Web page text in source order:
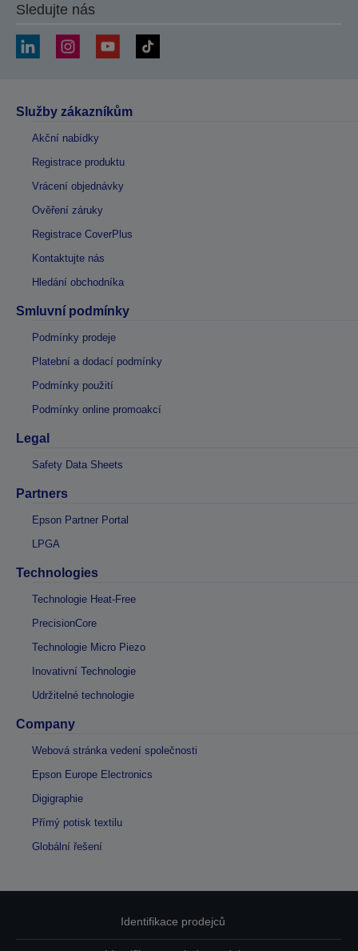
Sledujte nás
Služby zákazníkům
Akční nabídky
Registrace produktu
Vrácení objednávky
Ověření záruky
Registrace CoverPlus
Kontaktujte nás
Hledání obchodníka
Smluvní podmínky
Podmínky prodeje
Platební a dodací podmínky
Podmínky použití
Podmínky online promoakcí
Legal
Safety Data Sheets
Partners
Epson Partner Portal
LPGA
Technologies
Technologie Heat-Free
PrecisionCore
Technologie Micro Piezo
Inovativní Technologie
Udržitelné technologie
Company
Webová stránka vedení společnosti
Epson Europe Electronics
Digigraphie
Přímý potisk textilu
Globální řešení
Identifikace prodejců